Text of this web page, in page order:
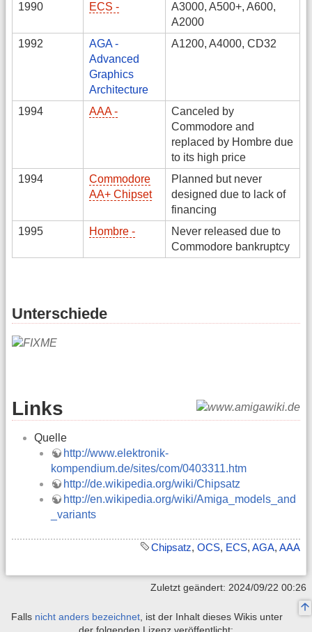
1990
ECS -
A3000, A500+, A600,
A2000
1992
AGA -
Advanced
Graphics
Architecture
A1200, A4000, CD32
1994 AAA -
Canceled by
Commodore and
replaced by Hombre due
to its high price
1994
Commodore
AA+ Chipset
Planned but never
designed due to lack of
financing
1995
Hombre -
Never released due to
Commodore bankruptcy
Unterschiede
Links
Quelle
http://www.elektronik-
kompendium.de/sites/com/0403311.htm
http://de.wikipedia.org/wiki/Chipsatz
http://en.wikipedia.org/wiki/Amiga_models_and
_variants
Chipsatz, OCS, ECS, AGA, AAA
Zuletzt geändert: 2024/09/22 00:26
Falls nicht anders bezeichnet , ist der Inhalt dieses Wikis unter
der folgenden Lizenz veröffentlicht: